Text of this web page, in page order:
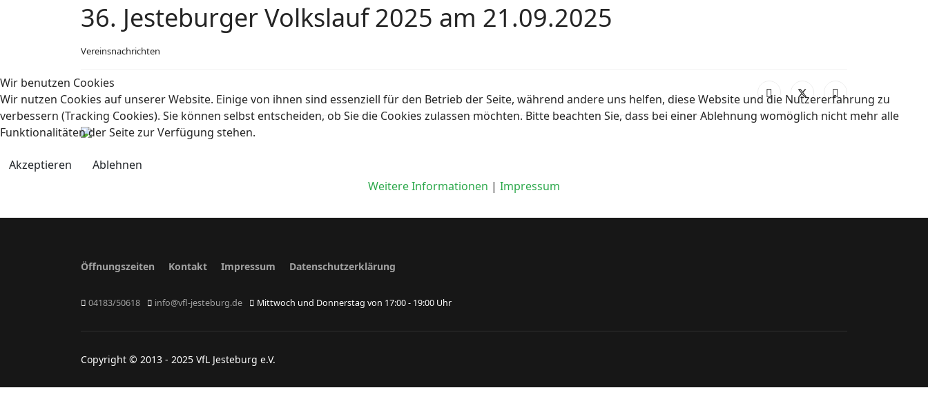
36. Jesteburger Volkslauf 2025 am 21.09.2025
Vereinsnachrichten
Öffnungszeiten Kontakt Impressum Datenschutzerklärung
04183/50618 info@vfl-jesteburg.de Mittwoch und Donnerstag von 17:00 - 19:00 Uhr
Copyright © 2013 - 2025 VfL Jesteburg e.V.
Wir benutzen Cookies
Wir nutzen Cookies auf unserer Website. Einige von ihnen sind essenziell für den Betrieb der Seite, während andere uns helfen, diese Website und die Nutzererfahrung zu
verbessern (Tracking Cookies). Sie können selbst entscheiden, ob Sie die Cookies zulassen möchten. Bitte beachten Sie, dass bei einer Ablehnung womöglich nicht mehr alle
Funktionalitäten der Seite zur Verfügung stehen.
Akzeptieren
Ablehnen
Weitere Informationen | Impressum